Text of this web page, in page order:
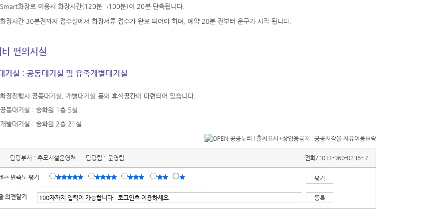
화장로 이용시 화장시간(120분→100분)이 20분 단축됩니다.
시간 30분전까지 접수실에서 화장서류 접수가 완료 되어야 하며, 예약 20분 전부터 운구가 시작 됩니다.
타 편의시설
기실 : 공동대기실 및 유족개별대기실
화장진행시 공동대기실, 개별대기실 등의 휴식공간이 마련되어 있습니다.
공동대기실 : 승화원 1층 5실
개별대기실 : 승화원 2층 21실
담당부서 : 추모시설운영처 담당팀 : 운영팀 전화/ :031-960-0236~7
츠 만족도 평가
의견달기